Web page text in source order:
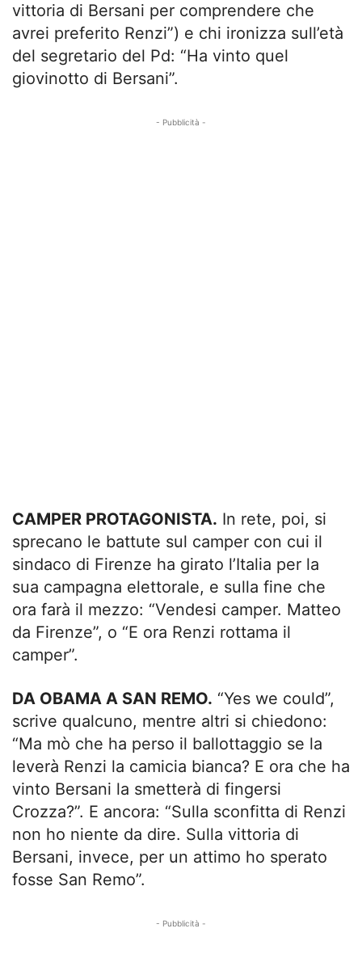
vittoria di Bersani per comprendere che
avrei preferito Renzi”) e chi ironizza sull’età
del segretario del Pd: “Ha vinto quel
giovinotto di Bersani”.
- Pubblicità -
CAMPER PROTAGONISTA. In rete, poi, si
sprecano le battute sul camper con cui il
sindaco di Firenze ha girato l’Italia per la
sua campagna elettorale, e sulla fine che
ora farà il mezzo: “Vendesi camper. Matteo
da Firenze”, o “E ora Renzi rottama il
camper”.
DA OBAMA A SAN REMO. “Yes we could”,
scrive qualcuno, mentre altri si chiedono:
“Ma mò che ha perso il ballottaggio se la
leverà Renzi la camicia bianca? E ora che ha
vinto Bersani la smetterà di fingersi
Crozza?”. E ancora: “Sulla sconfitta di Renzi
non ho niente da dire. Sulla vittoria di
Bersani, invece, per un attimo ho sperato
fosse San Remo”.
- Pubblicità -